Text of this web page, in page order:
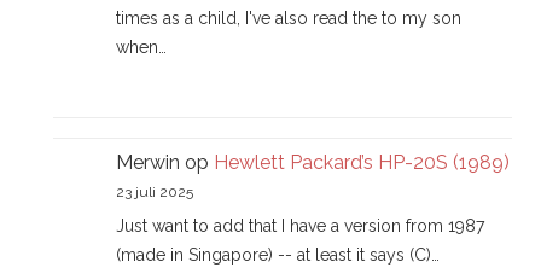
times as a child, I've also read the to my son
when…
Merwin op Hewlett Packard’s HP-20S (1989)
23 juli 2025
Just want to add that I have a version from 1987
(made in Singapore) -- at least it says (C)…